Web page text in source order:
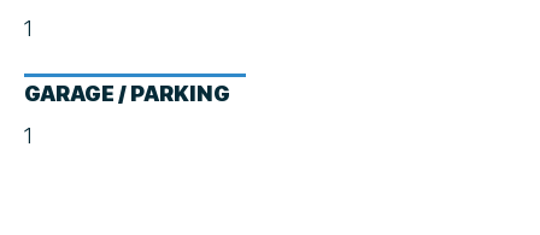
1
GARAGE / PARKING
1